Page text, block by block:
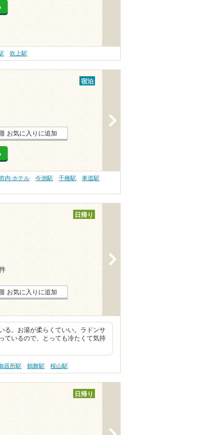
吹上駅
宿泊
お気に入りに追加
内 ホテル 今池駅 千種駅 車道駅
日帰り
お気に入りに追加
る。お湯が柔らくていい。ラドンサ
ているので、とっても冷たくて気持
器所駅 鶴舞駅 桜山駅
日帰り